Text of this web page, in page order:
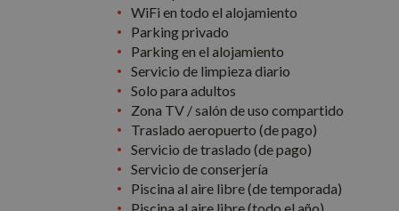
WiFi en todo el alojamiento
Parking privado
Parking en el alojamiento
Servicio de limpieza diario
Solo para adultos
Zona TV / salón de uso compartido
Traslado aeropuerto (de pago)
Servicio de traslado (de pago)
Servicio de conserjería
Piscina al aire libre (de temporada)
CookieScriptConsent